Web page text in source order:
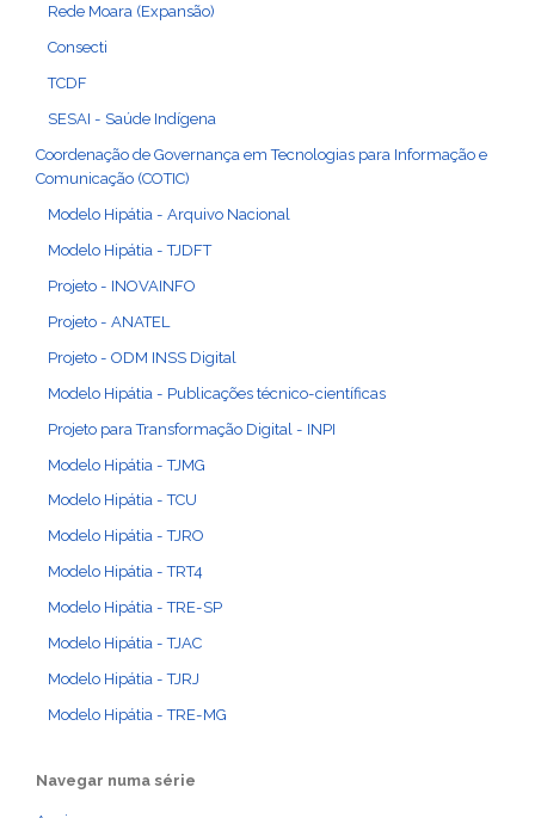
Rede Moara (Expansão)
Consecti
TCDF
SESAI - Saúde Indígena
Coordenação de Governança em Tecnologias para Informação e
Comunicação (COTIC)
Modelo Hipátia - Arquivo Nacional
Modelo Hipátia - TJDFT
Projeto - INOVAINFO
Projeto - ANATEL
Projeto - ODM INSS Digital
Modelo Hipátia - Publicações técnico-científicas
Projeto para Transformação Digital - INPI
Modelo Hipátia - TJMG
Modelo Hipátia - TCU
Modelo Hipátia - TJRO
Modelo Hipátia - TRT4
Modelo Hipátia - TRE-SP
Modelo Hipátia - TJAC
Modelo Hipátia - TJRJ
Modelo Hipátia - TRE-MG
Navegar numa série